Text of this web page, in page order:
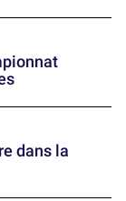
dans la